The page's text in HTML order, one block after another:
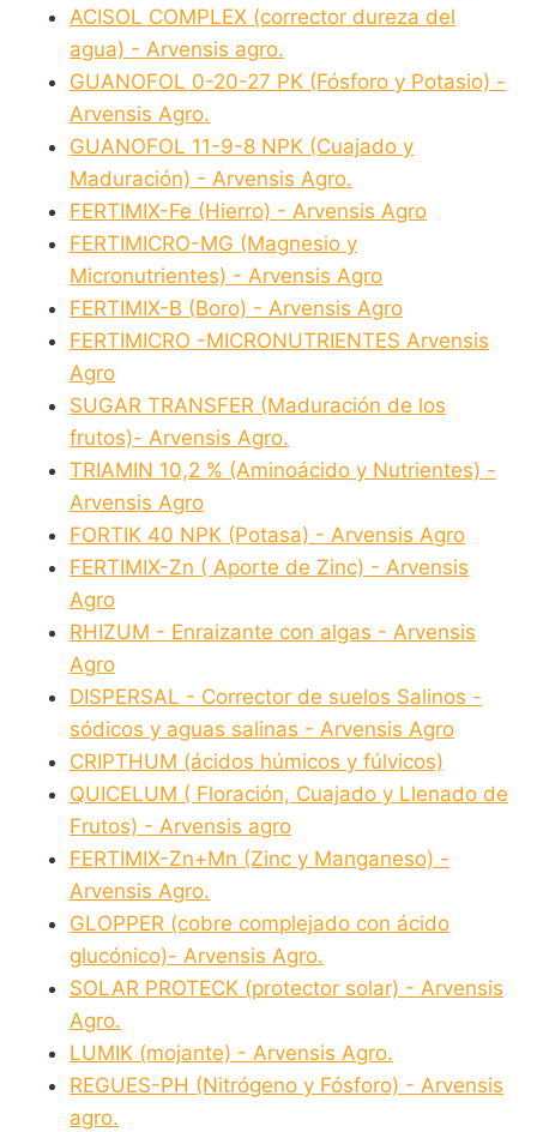
ACISOL COMPLEX (corrector dureza del
agua) - Arvensis agro.
GUANOFOL 0-20-27 PK (Fósforo y Potasio) -
Arvensis Agro.
GUANOFOL 11-9-8 NPK (Cuajado y
Maduración) - Arvensis Agro.
FERTIMIX-Fe (Hierro) - Arvensis Agro
FERTIMICRO-MG (Magnesio y
Micronutrientes) - Arvensis Agro
FERTIMIX-B (Boro) - Arvensis Agro
FERTIMICRO -MICRONUTRIENTES Arvensis
Agro
SUGAR TRANSFER (Maduración de los
frutos)- Arvensis Agro.
TRIAMIN 10,2 % (Aminoácido y Nutrientes) -
Arvensis Agro
FORTIK 40 NPK (Potasa) - Arvensis Agro
FERTIMIX-Zn ( Aporte de Zinc) - Arvensis
Agro
RHIZUM - Enraizante con algas - Arvensis
Agro
DISPERSAL - Corrector de suelos Salinos -
sódicos y aguas salinas - Arvensis Agro
CRIPTHUM (ácidos húmicos y fúlvicos)
QUICELUM ( Floración, Cuajado y Llenado de
Frutos) - Arvensis agro
FERTIMIX-Zn+Mn (Zinc y Manganeso) -
Arvensis Agro.
GLOPPER (cobre complejado con ácido
glucónico)- Arvensis Agro.
SOLAR PROTECK (protector solar) - Arvensis
Agro.
LUMIK (mojante) - Arvensis Agro.
REGUES-PH (Nitrógeno y Fósforo) - Arvensis
agro.